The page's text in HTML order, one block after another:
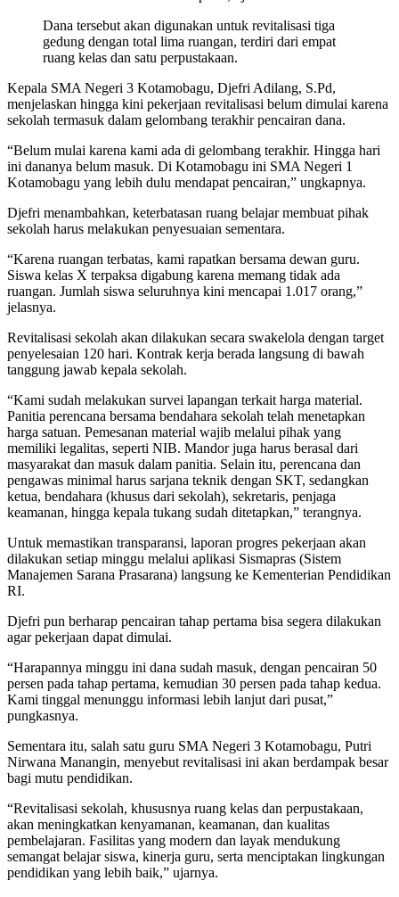
Dana tersebut akan digunakan untuk revitalisasi tiga
gedung dengan total lima ruangan, terdiri dari empat
ruang kelas dan satu perpustakaan.
Kepala SMA Negeri 3 Kotamobagu, Djefri Adilang, S.Pd,
menjelaskan hingga kini pekerjaan revitalisasi belum dimulai karena
sekolah termasuk dalam gelombang terakhir pencairan dana.
“Belum mulai karena kami ada di gelombang terakhir. Hingga hari
ini dananya belum masuk. Di Kotamobagu ini SMA Negeri 1
Kotamobagu yang lebih dulu mendapat pencairan,” ungkapnya.
Djefri menambahkan, keterbatasan ruang belajar membuat pihak
sekolah harus melakukan penyesuaian sementara.
“Karena ruangan terbatas, kami rapatkan bersama dewan guru.
Siswa kelas X terpaksa digabung karena memang tidak ada
ruangan. Jumlah siswa seluruhnya kini mencapai 1.017 orang,”
jelasnya.
Revitalisasi sekolah akan dilakukan secara swakelola dengan target
penyelesaian 120 hari. Kontrak kerja berada langsung di bawah
tanggung jawab kepala sekolah.
“Kami sudah melakukan survei lapangan terkait harga material.
Panitia perencana bersama bendahara sekolah telah menetapkan
harga satuan. Pemesanan material wajib melalui pihak yang
memiliki legalitas, seperti NIB. Mandor juga harus berasal dari
masyarakat dan masuk dalam panitia. Selain itu, perencana dan
pengawas minimal harus sarjana teknik dengan SKT, sedangkan
ketua, bendahara (khusus dari sekolah), sekretaris, penjaga
keamanan, hingga kepala tukang sudah ditetapkan,” terangnya.
Untuk memastikan transparansi, laporan progres pekerjaan akan
dilakukan setiap minggu melalui aplikasi Sismapras (Sistem
Manajemen Sarana Prasarana) langsung ke Kementerian Pendidikan
RI.
Djefri pun berharap pencairan tahap pertama bisa segera dilakukan
agar pekerjaan dapat dimulai.
“Harapannya minggu ini dana sudah masuk, dengan pencairan 50
persen pada tahap pertama, kemudian 30 persen pada tahap kedua.
Kami tinggal menunggu informasi lebih lanjut dari pusat,”
pungkasnya.
Sementara itu, salah satu guru SMA Negeri 3 Kotamobagu, Putri
Nirwana Manangin, menyebut revitalisasi ini akan berdampak besar
bagi mutu pendidikan.
“Revitalisasi sekolah, khususnya ruang kelas dan perpustakaan,
akan meningkatkan kenyamanan, keamanan, dan kualitas
pembelajaran. Fasilitas yang modern dan layak mendukung
semangat belajar siswa, kinerja guru, serta menciptakan lingkungan
pendidikan yang lebih baik,” ujarnya.